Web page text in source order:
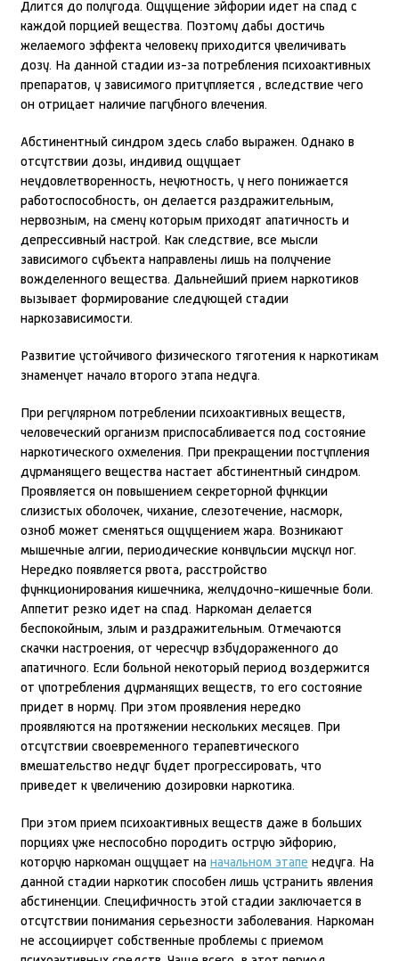
Длится до полугода. Ощущение эйфории идет на спад с
каждой порцией вещества. Поэтому дабы достичь
желаемого эффекта человеку приходится увеличивать
дозу. На данной стадии из-за потребления психоактивных
препаратов, у зависимого притупляется , вследствие чего
он отрицает наличие пагубного влечения.
Абстинентный синдром здесь слабо выражен. Однако в
отсутствии дозы, индивид ощущает
неудовлетворенность, неуютность, у него понижается
работоспособность, он делается раздражительным,
нервозным, на смену которым приходят апатичность и
депрессивный настрой. Как следствие, все мысли
зависимого субъекта направлены лишь на получение
вожделенного вещества. Дальнейший прием наркотиков
вызывает формирование следующей стадии
наркозависимости.
Развитие устойчивого физического тяготения к наркотикам
знаменует начало второго этапа недуга.
При регулярном потреблении психоактивных веществ,
человеческий организм приспосабливается под состояние
наркотического охмеления. При прекращении поступления
дурманящего вещества настает абстинентный синдром.
Проявляется он повышением секреторной функции
слизистых оболочек, чихание, слезотечение, насморк,
озноб может сменяться ощущением жара. Возникают
мышечные алгии, периодические конвульсии мускул ног.
Нередко появляется рвота, расстройство
функционирования кишечника, желудочно-кишечные боли.
Аппетит резко идет на спад. Наркоман делается
беспокойным, злым и раздражительным. Отмечаются
скачки настроения, от чересчур взбудораженного до
апатичного. Если больной некоторый период воздержится
от употребления дурманящих веществ, то его состояние
придет в норму. При этом проявления нередко
проявляются на протяжении нескольких месяцев. При
отсутствии своевременного терапевтического
вмешательство недуг будет прогрессировать, что
приведет к увеличению дозировки наркотика.
При этом прием психоактивных веществ даже в больших
порциях уже неспособно породить острую эйфорию,
которую наркоман ощущает на начальном этапе недуга. На
данной стадии наркотик способен лишь устранить явления
абстиненции. Специфичность этой стадии заключается в
отсутствии понимания серьезности заболевания. Наркоман
не ассоциирует собственные проблемы с приемом